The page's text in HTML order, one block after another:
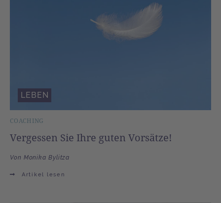
COACHING
Vergessen Sie Ihre guten Vorsätze!
Von Monika Bylitza
Artikel lesen
LEBEN